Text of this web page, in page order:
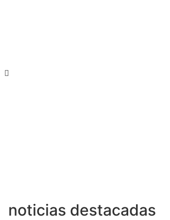
noticias destacadas